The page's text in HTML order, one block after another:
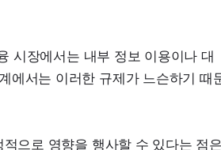
시장에서는 내부 정보 이용이나 대
에서는 이러한 규제가 느슨하기 때
으로 영향을 행사할 수 있다는 점은